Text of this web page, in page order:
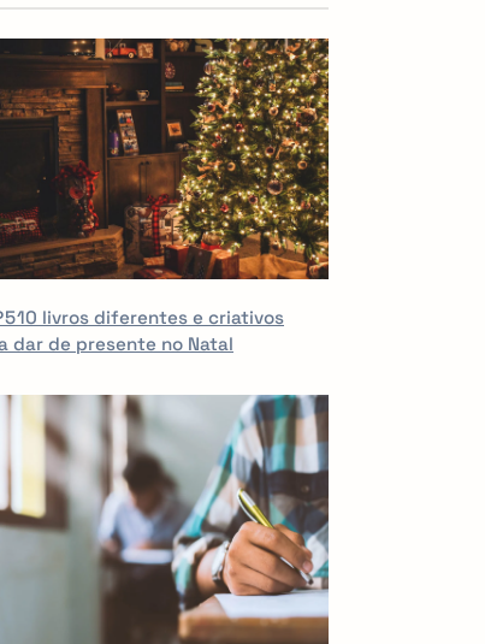
10 livros diferentes e criativos
dar de presente no Natal